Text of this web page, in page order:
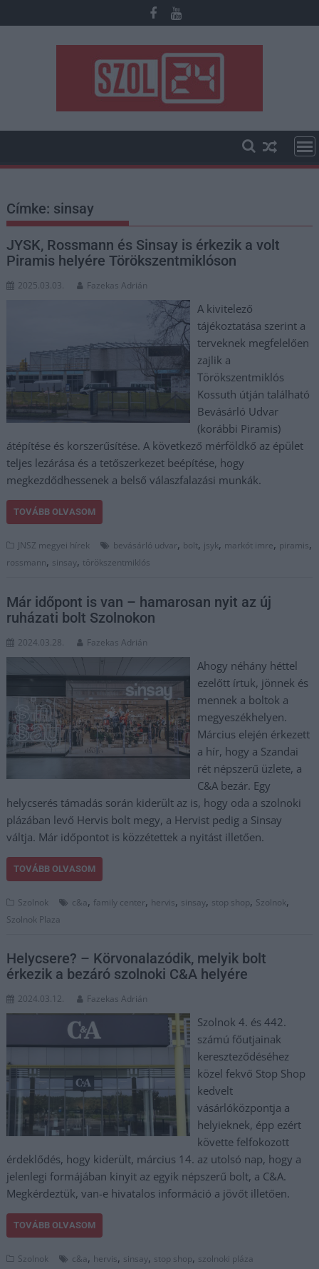
to
Címke: sinsay
JYSK, Rossmann és Sinsay is érkezik a volt
Piramis helyére Törökszentmiklóson
2025.03.03. Fazekas Adrián
A kivitelező
tájékoztatása szerint a
terveknek megfelelően
zajlik a
Törökszentmiklós
Kossuth útján található
Bevásárló Udvar
(korábbi Piramis)
átépítése és korszerűsítése. A következő mérföldkő az épület
teljes lezárása és a tetőszerkezet beépítése, hogy
megkezdődhessenek a belső válaszfalazási munkák.
TOVÁBB OLVASOM
JNSZ megyei hírek bevásárló udvar, bolt, jsyk, markót imre, piramis,
rossmann, sinsay, törökszentmiklós
Már időpont is van – hamarosan nyit az új
ruházati bolt Szolnokon
2024.03.28. Fazekas Adrián
Ahogy néhány héttel
ezelőtt írtuk, jönnek és
mennek a boltok a
megyeszékhelyen.
Március elején érkezett
a hír, hogy a Szandai
rét népszerű üzlete, a
C&A bezár. Egy
helycserés támadás során kiderült az is, hogy oda a szolnoki
plázában levő Hervis bolt megy, a Hervist pedig a Sinsay
váltja. Már időpontot is közzétettek a nyitást illetően.
TOVÁBB OLVASOM
Szolnok c&a, family center, hervis, sinsay, stop shop, Szolnok,
Szolnok Plaza
Helycsere? – Körvonalazódik, melyik bolt
érkezik a bezáró szolnoki C&A helyére
2024.03.12. Fazekas Adrián
Szolnok 4. és 442.
számú főutjainak
kereszteződéséhez
közel fekvő Stop Shop
kedvelt
vásárlóközpontja a
helyieknek, épp ezért
követte felfokozott
érdeklődés, hogy kiderült, március 14. az utolsó nap, hogy a
jelenlegi formájában kinyit az egyik népszerű bolt, a C&A.
Megkérdeztük, van-e hivatalos információ a jövőt illetően.
TOVÁBB OLVASOM
Szolnok c&a, hervis, sinsay, stop shop, szolnoki pláza